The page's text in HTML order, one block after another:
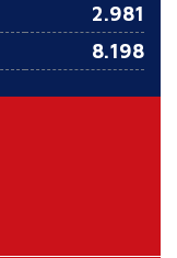
2.981
8.198